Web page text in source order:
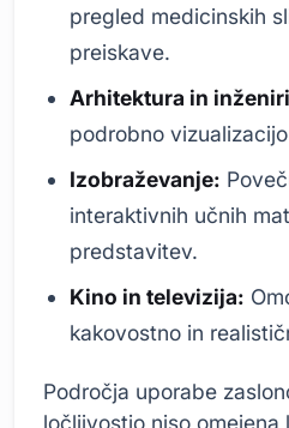
pregled medicinskih
preiskave.
Arhitektura in
podrobno
Izobraževanje:
interaktivnih učnih
predstavitev.
Kino in televizija:
kakovostno in
Področja uporabe
ločljivostjo niso omejena